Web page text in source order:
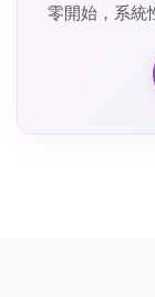
零開始，系統